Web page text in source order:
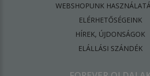
WEBSHOPUNK
ELÉRHETŐSÉGEINK
HÍREK, ÚJDONSÁGOK
ELÁLLÁSI SZÁNDÉK